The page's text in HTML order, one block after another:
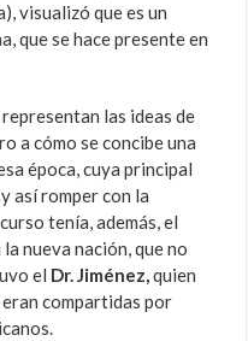
visualizó que es un
que se hace presente en
las ideas de
a cómo se concibe una
época, cuya principal
así romper con la
tenía, además, el
nueva nación, que no
el Dr. Jiménez,quien
compartidas por